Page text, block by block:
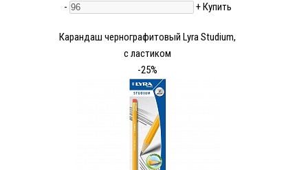
-
+Купить
Карандаш чернографитовый Lyra Studium,
с ластиком
-25%